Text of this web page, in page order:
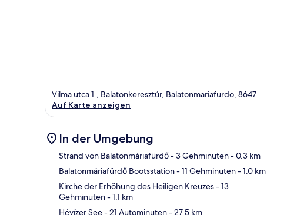
Vilma utca 1., Balatonkeresztúr, Balatonmariafurdo, 8647
Auf Karte anzeigen
In der Umgebung
Strand von Balatonmáriafürdő- 3 Gehminuten- 0.3 km
Balatonmáriafürdő Bootsstation- 11 Gehminuten- 1.0 km
Kirche der Erhöhung des Heiligen Kreuzes- 13
Gehminuten- 1.1 km
Hévízer See- 21 Autominuten- 27.5 km